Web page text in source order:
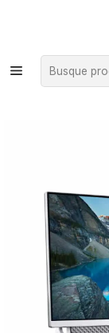
¡Compra hasta
Santiago. Envío
All in One Dell